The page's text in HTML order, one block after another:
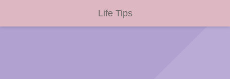
Life Tips